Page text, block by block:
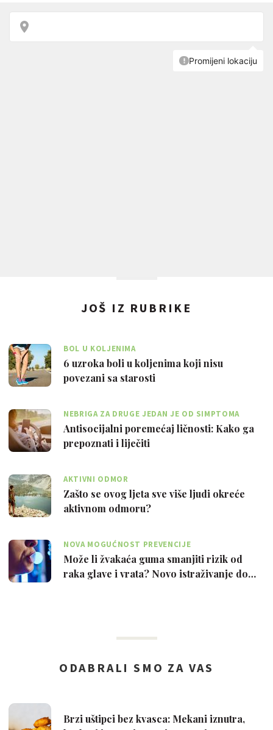
JOŠ IZ RUBRIKE
BOL U KOLJENIMA
6 uzroka boli u koljenima koji nisu
povezani sa starosti
NEBRIGA ZA DRUGE JEDAN JE OD SIMPTOMA
Antisocijalni poremećaj ličnosti: Kako ga
prepoznati i liječiti
AKTIVNI ODMOR
Zašto se ovog ljeta sve više ljudi okreće
aktivnom odmoru?
NOVA MOGUĆNOST PREVENCIJE
Može li žvakaća guma smanjiti rizik od
raka glave i vrata? Novo istraživanje do…